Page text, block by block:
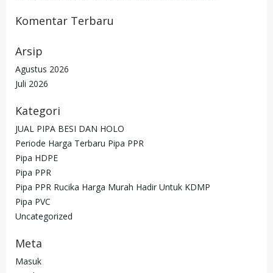
Komentar Terbaru
Arsip
Agustus 2026
Juli 2026
Kategori
JUAL PIPA BESI DAN HOLO
Periode Harga Terbaru Pipa PPR
Pipa HDPE
Pipa PPR
Pipa PPR Rucika Harga Murah Hadir Untuk KDMP
Pipa PVC
Uncategorized
Meta
Masuk